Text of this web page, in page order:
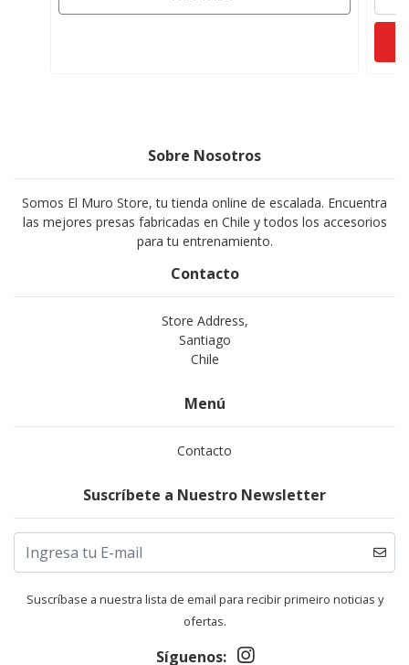
Sobre Nosotros
Somos El Muro Store, tu tienda online de escalada. Encuentra
las mejores presas fabricadas en Chile y todos los accesorios
para tu entrenamiento.
Contacto
Store Address,
Santiago
Chile
Menú
Contacto
Suscríbete a Nuestro Newsletter
Suscríbase a nuestra lista de email para recibir primeiro noticias y
ofertas.
Síguenos: